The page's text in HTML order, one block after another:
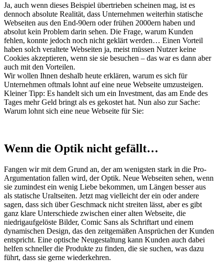
Ja, auch wenn dieses Beispiel übertrieben scheinen mag, ist es
dennoch absolute Realität, dass Unternehmen weiterhin statische
Webseiten aus den End-90ern oder frühen 2000ern haben und
absolut kein Problem darin sehen. Die Frage, warum Kunden
fehlen, konnte jedoch noch nicht geklärt werden… Einen Vorteil
haben solch veraltete Webseiten ja, meist müssen Nutzer keine
Cookies akzeptieren, wenn sie sie besuchen – das war es dann aber
auch mit den Vorteilen.
Wir wollen Ihnen deshalb heute erklären, warum es sich für
Unternehmen oftmals lohnt auf eine neue Webseite umzusteigen.
Kleiner Tipp: Es handelt sich um ein Investment, das am Ende des
Tages mehr Geld bringt als es gekostet hat. Nun also zur Sache:
Warum lohnt sich eine neue Webseite für Sie:
Wenn die Optik nicht gefällt…
Fangen wir mit dem Grund an, der am wenigsten stark in die Pro-
Argumentation fallen wird, der Optik. Neue Webseiten sehen, wenn
sie zumindest ein wenig Liebe bekommen, um Längen besser aus
als statische Uraltseiten. Jetzt mag vielleicht der ein oder andere
sagen, dass sich über Geschmack nicht streiten lässt, aber es gibt
ganz klare Unterschiede zwischen einer alten Webseite, die
niedrigaufgelöste Bilder, Comic Sans als Schriftart und einem
dynamischen Design, das den zeitgemäßen Ansprüchen der Kunden
entspricht. Eine optische Neugestaltung kann Kunden auch dabei
helfen schneller die Produkte zu finden, die sie suchen, was dazu
führt, dass sie gerne wiederkehren.